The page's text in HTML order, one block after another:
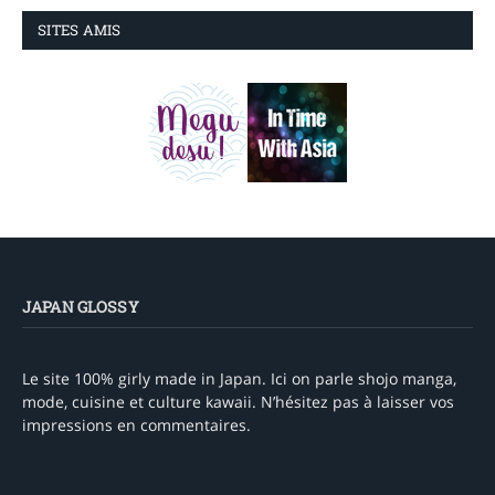
SITES AMIS
JAPAN GLOSSY
Le site 100% girly made in Japan. Ici on parle shojo manga,
mode, cuisine et culture kawaii. N’hésitez pas à laisser vos
impressions en commentaires.